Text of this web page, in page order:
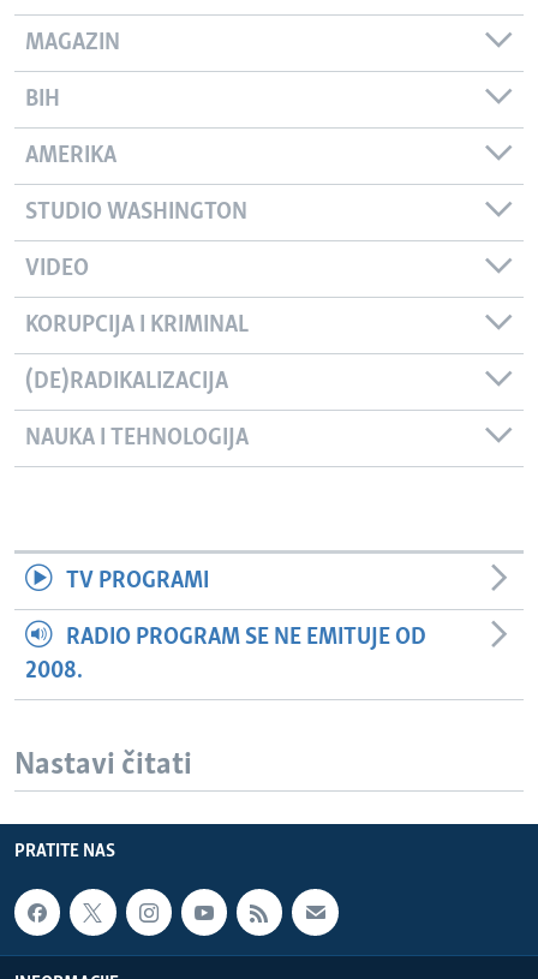
MAGAZIN
BIH
AMERIKA
STUDIO WASHINGTON
VIDEO
KORUPCIJA I KRIMINAL
(DE)RADIKALIZACIJA
NAUKA I TEHNOLOGIJA
TV PROGRAMI
RADIO PROGRAM SE NE EMITUJE OD
2008.
Nastavi čitati
PRATITE NAS